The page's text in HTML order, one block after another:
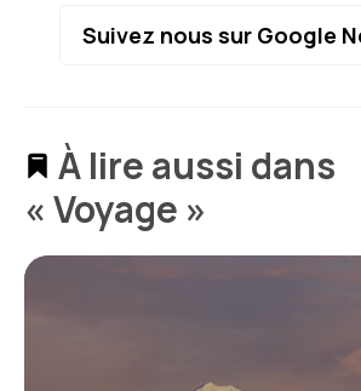
Suivez nous sur Google
À lire aussi dans
« Voyage »